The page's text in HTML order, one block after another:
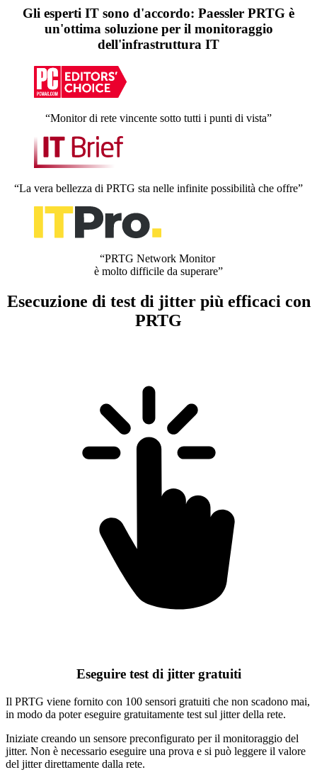
Gli esperti IT sono d'accordo: Paessler PRTG è
un'ottima soluzione per il monitoraggio
dell'infrastruttura IT
“Monitor di rete vincente sotto tutti i punti di vista”
“La vera bellezza di PRTG sta nelle infinite possibilità che offre”
“PRTG Network Monitor
è molto difficile da superare”
Esecuzione di test di jitter più efficaci con
PRTG
Eseguire test di jitter gratuiti
Il PRTG viene fornito con 100 sensori gratuiti che non scadono mai,
in modo da poter eseguire gratuitamente test sul jitter della rete.
Iniziate creando un sensore preconfigurato per il monitoraggio del
jitter. Non è necessario eseguire una prova e si può leggere il valore
del jitter direttamente dalla rete.